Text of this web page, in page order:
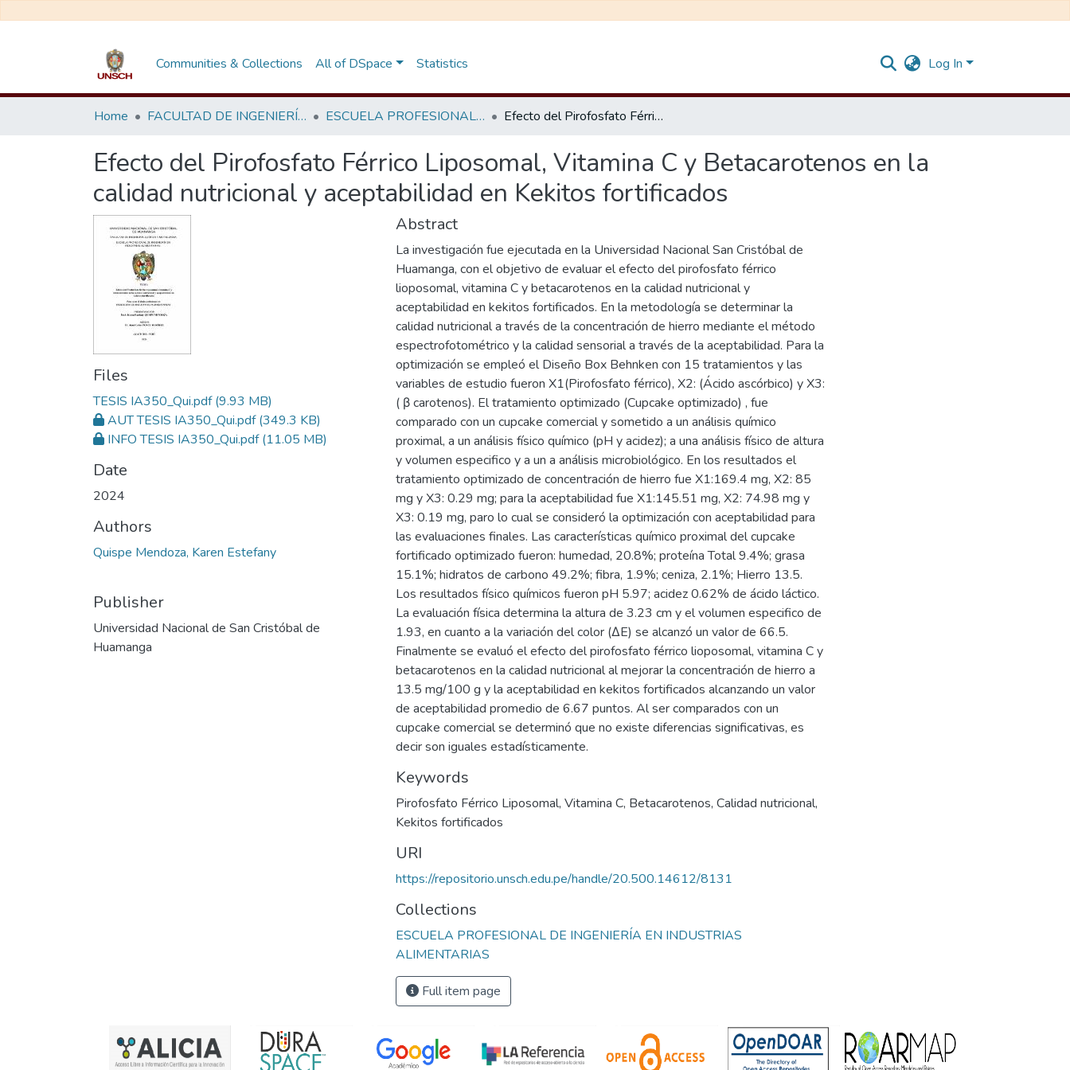
Communities & Collections All of DSpace Statistics Log In
Home FACULTAD DE INGENIERÍA QUÍMICA Y METALURGIA ESCUELA PROFESIONAL DE INGENIERÍA EN INDUSTRIAS ALIMENTARIAS Efecto del Pirofosfato Férrico Liposomal, Vitamina C y Betacarotenos en la calidad nutricional y aceptabilidad en Kekitos fortificados
Efecto del Pirofosfato Férrico Liposomal, Vitamina C y Betacarotenos en la
calidad nutricional y aceptabilidad en Kekitos fortificados
Files
TESIS IA350_Qui.pdf(9.93 MB)
AUT TESIS IA350_Qui.pdf(349.3 KB)
INFO TESIS IA350_Qui.pdf(11.05 MB)
Date
2024
Authors
Quispe Mendoza, Karen Estefany
Publisher
Universidad Nacional de San Cristóbal de
Huamanga
Abstract
La investigación fue ejecutada en la Universidad Nacional San Cristóbal de
Huamanga, con el objetivo de evaluar el efecto del pirofosfato férrico
lioposomal, vitamina C y betacarotenos en la calidad nutricional y
aceptabilidad en kekitos fortificados. En la metodología se determinar la
calidad nutricional a través de la concentración de hierro mediante el método
espectrofotométrico y la calidad sensorial a través de la aceptabilidad. Para la
optimización se empleó el Diseño Box Behnken con 15 tratamientos y las
variables de estudio fueron X1(Pirofosfato férrico), X2: (Ácido ascórbico) y X3:
( β carotenos). El tratamiento optimizado (Cupcake optimizado) , fue
comparado con un cupcake comercial y sometido a un análisis químico
proximal, a un análisis físico químico (pH y acidez); a una análisis físico de altura
y volumen especifico y a un a análisis microbiológico. En los resultados el
tratamiento optimizado de concentración de hierro fue X1:169.4 mg, X2: 85
mg y X3: 0.29 mg; para la aceptabilidad fue X1:145.51 mg, X2: 74.98 mg y
X3: 0.19 mg, paro lo cual se consideró la optimización con aceptabilidad para
las evaluaciones finales. Las características químico proximal del cupcake
fortificado optimizado fueron: humedad, 20.8%; proteína Total 9.4%; grasa
15.1%; hidratos de carbono 49.2%; fibra, 1.9%; ceniza, 2.1%; Hierro 13.5.
Los resultados físico químicos fueron pH 5.97; acidez 0.62% de ácido láctico.
La evaluación física determina la altura de 3.23 cm y el volumen especifico de
1.93, en cuanto a la variación del color (ΔE) se alcanzó un valor de 66.5.
Finalmente se evaluó el efecto del pirofosfato férrico lioposomal, vitamina C y
betacarotenos en la calidad nutricional al mejorar la concentración de hierro a
13.5 mg/100 g y la aceptabilidad en kekitos fortificados alcanzando un valor
de aceptabilidad promedio de 6.67 puntos. Al ser comparados con un
cupcake comercial se determinó que no existe diferencias significativas, es
decir son iguales estadísticamente.
Keywords
Pirofosfato Férrico Liposomal, Vitamina C, Betacarotenos, Calidad nutricional,
Kekitos fortificados
URI
https://repositorio.unsch.edu.pe/handle/20.500.14612/8131
Collections
ESCUELA PROFESIONAL DE INGENIERÍA EN INDUSTRIAS
ALIMENTARIAS
Full item page